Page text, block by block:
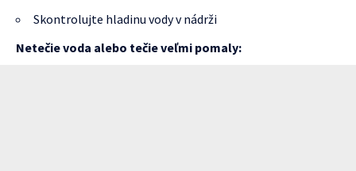
Skontrolujte hladinu vody v nádrži
Netečie voda alebo tečie veľmi pomaly: